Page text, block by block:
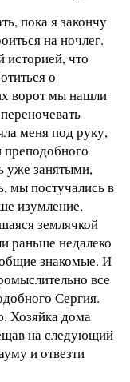
пока я закончу
на ночлег.
историей, что
о
ворот мы нашли
меня под руку,
уже занятыми,
мы постучались в
изумление,
землячкой
раньше недалеко
знакомые. И
все
Сергия.
Хозяйка дома
на следующий
и отвезти